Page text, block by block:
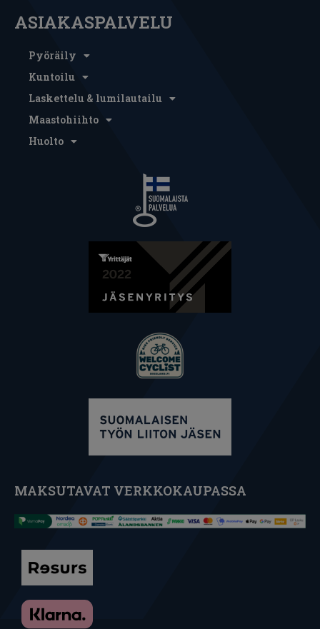
ASIAKASPALVELU
Pyöräily
Kuntoilu
Laskettelu & lumilautailu
Maastohiihto
Huolto
MAKSUTAVAT VERKKOKAUPASSA